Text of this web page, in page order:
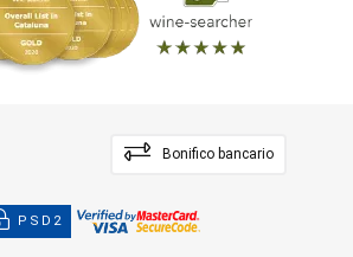
Bonifico bancario
PSD2